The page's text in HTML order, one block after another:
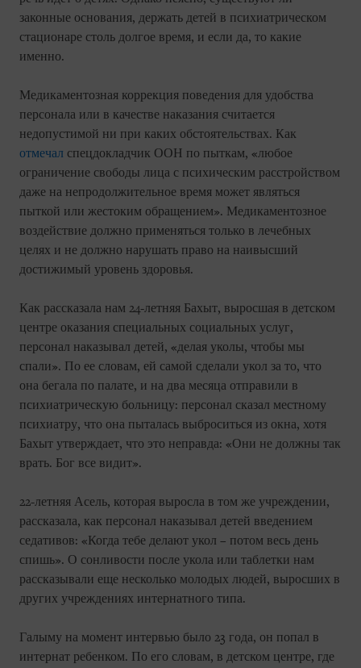
законные основания, держать детей в психиатрическом
стационаре столь долгое время, и если да, то какие
именно.
Медикаментозная коррекция поведения для удобства
персонала или в качестве наказания считается
недопустимой ни при каких обстоятельствах. Как
отмечал спецдокладчик ООН по пыткам, «любое
ограничение свободы лица с психическим расстройством
даже на непродолжительное время может являться
пыткой или жестоким обращением». Медикаментозное
воздействие должно применяться только в лечебных
целях и не должно нарушать право на наивысший
достижимый уровень здоровья.
Как рассказала нам 24-летняя Бахыт, выросшая в детском
центре оказания специальных социальных услуг,
персонал наказывал детей, «делая уколы, чтобы мы
спали». По ее словам, ей самой сделали укол за то, что
она бегала по палате, и на два месяца отправили в
психиатрическую больницу: персонал сказал местному
психиатру, что она пыталась выброситься из окна, хотя
Бахыт утверждает, что это неправда: «Они не должны так
врать. Бог все видит».
22-летняя Асель, которая выросла в том же учреждении,
рассказала, как персонал наказывал детей введением
седативов: «Когда тебе делают укол – потом весь день
спишь». О сонливости после укола или таблетки нам
рассказывали еще несколько молодых людей, выросших в
других учреждениях интернатного типа.
Галыму на момент интервью было 23 года, он попал в
интернат ребенком. По его словам, в детском центре, где